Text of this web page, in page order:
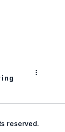
reserved.